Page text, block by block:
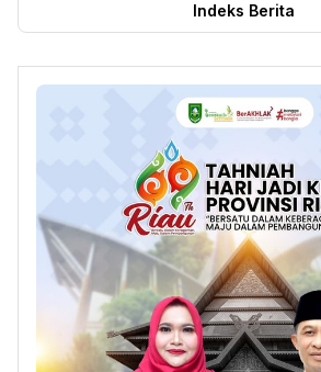
Indeks Berita